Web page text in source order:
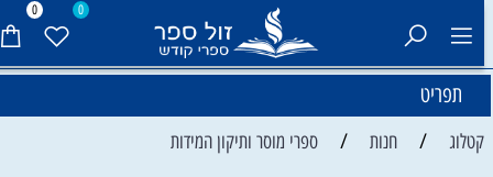
0 0
תפריט
קטלוג / חנות / ספרי מוסר ותיקון המידות